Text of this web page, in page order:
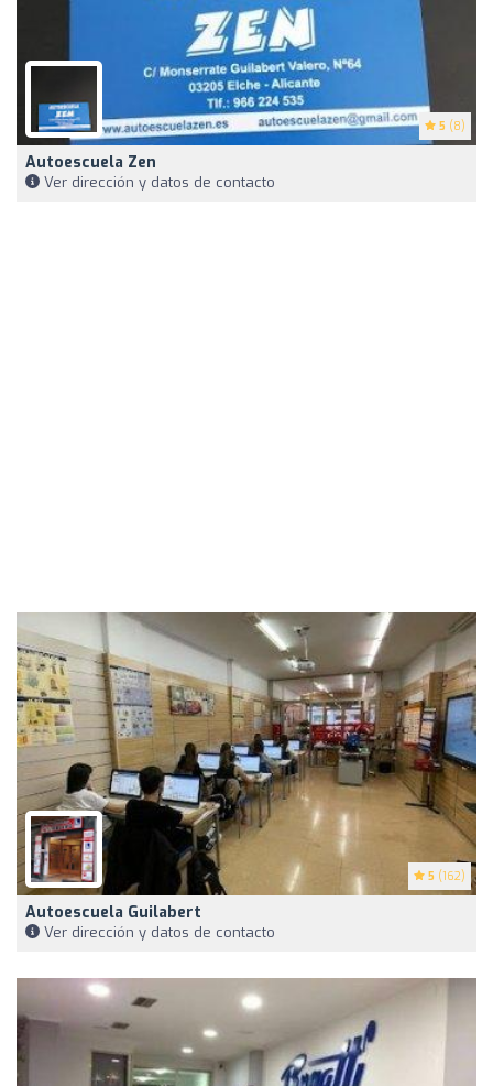
5 (8)
Autoescuela Zen
Ver dirección y datos de contacto
5 (162)
Autoescuela Guilabert
Ver dirección y datos de contacto